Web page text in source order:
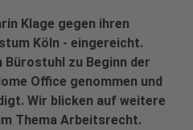
Klage gegen ihren
Köln - eingereicht.
Bürostuhl zu Beginn der
Office genommen und
Wir blicken auf weitere
Thema Arbeitsrecht.